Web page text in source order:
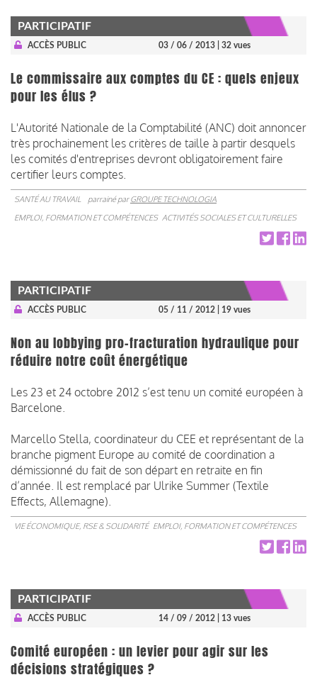
PARTICIPATIF
ACCÈS PUBLIC 03 / 06 / 2013 | 32 vues
Le commissaire aux comptes du CE : quels enjeux
pour les élus ?
L'Autorité Nationale de la Comptabilité (ANC) doit annoncer
très prochainement les critères de taille à partir desquels
les comités d'entreprises devront obligatoirement faire
certifier leurs comptes.
SANTÉ AU TRAVAIL parrainé parGROUPE TECHNOLOGIA
EMPLOI, FORMATION ET COMPÉTENCES ACTIVITÉS SOCIALES ET CULTURELLES
PARTICIPATIF
ACCÈS PUBLIC 05 / 11 / 2012 | 19 vues
Non au lobbying pro-fracturation hydraulique pour
réduire notre coût énergétique
Les 23 et 24 octobre 2012 s’est tenu un comité européen à
Barcelone.
Marcello Stella, coordinateur du CEE et représentant de la
branche pigment Europe au comité de coordination a
démissionné du fait de son départ en retraite en fin
d’année. Il est remplacé par Ulrike Summer (Textile
Effects, Allemagne).
VIE ÉCONOMIQUE, RSE & SOLIDARITÉ EMPLOI, FORMATION ET COMPÉTENCES
PARTICIPATIF
ACCÈS PUBLIC 14 / 09 / 2012 | 13 vues
Comité européen : un levier pour agir sur les
décisions stratégiques ?